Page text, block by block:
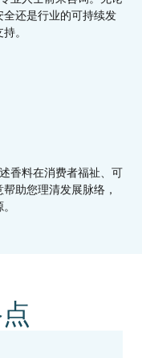
还是行业的可持续发
。
香料在消费者福祉、可
助您理清发展脉络，